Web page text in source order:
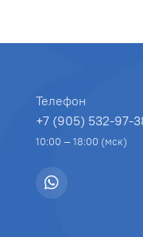
Телефон
+7 (905) 532-97-
10:00 — 18:00 (мск)